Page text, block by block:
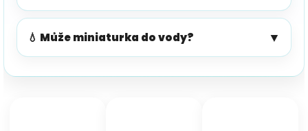
💧 Může miniaturka do vody? ▼